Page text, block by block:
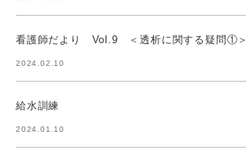
看護師だより Vol.9 ＜透析に関する疑問①＞
2024.02.10
給水訓練
2024.01.10